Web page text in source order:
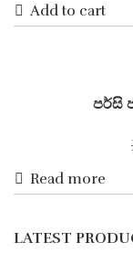
Add to cart
පර්සි
Read more
LATEST